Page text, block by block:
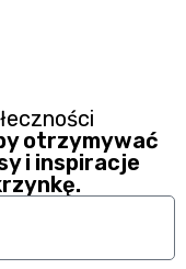
otrzymywać
i inspiracje